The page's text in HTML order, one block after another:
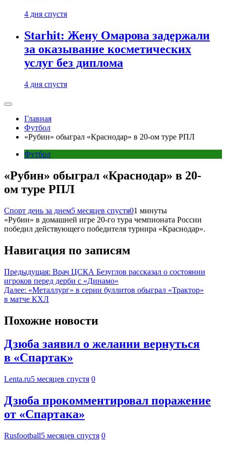
4 дня спустя
Starhit: Жену Омарова задержали
за оказывание косметических
услуг без диплома
4 дня спустя
Главная
Футбол
«Рубин» обыграл «Краснодар» в 20-ом туре РПЛ
Футбол
«Рубин» обыграл «Краснодар» в 20-
ом туре РПЛ
Спорт день за днем5 месяцев спустя01 минуты
«Рубин» в домашней игре 20-го тура чемпионата России
победил действующего победителя турнира «Краснодар».
Навигация по записям
Предыдущая: Врач ЦСКА Безуглов рассказал о состоянии
игроков перед дерби с «Динамо»
Далее: «Металлург» в серии буллитов обыграл «Трактор»
в матче КХЛ
Похожие новости
Дзюба заявил о желании вернуться
в «Спартак»
Lenta.ru5 месяцев спустя 0
Дзюба прокомментировал поражение
от «Спартака»
Rusfootball5 месяцев спустя 0